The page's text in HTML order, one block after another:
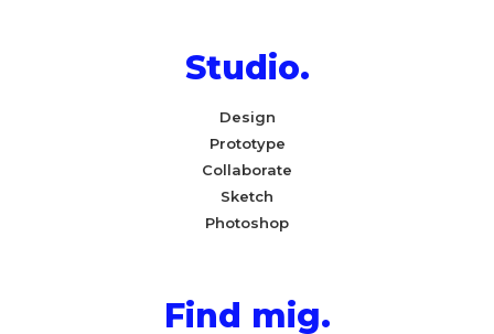
Studio.
Design
Prototype
Collaborate
Sketch
Photoshop
Find mig.